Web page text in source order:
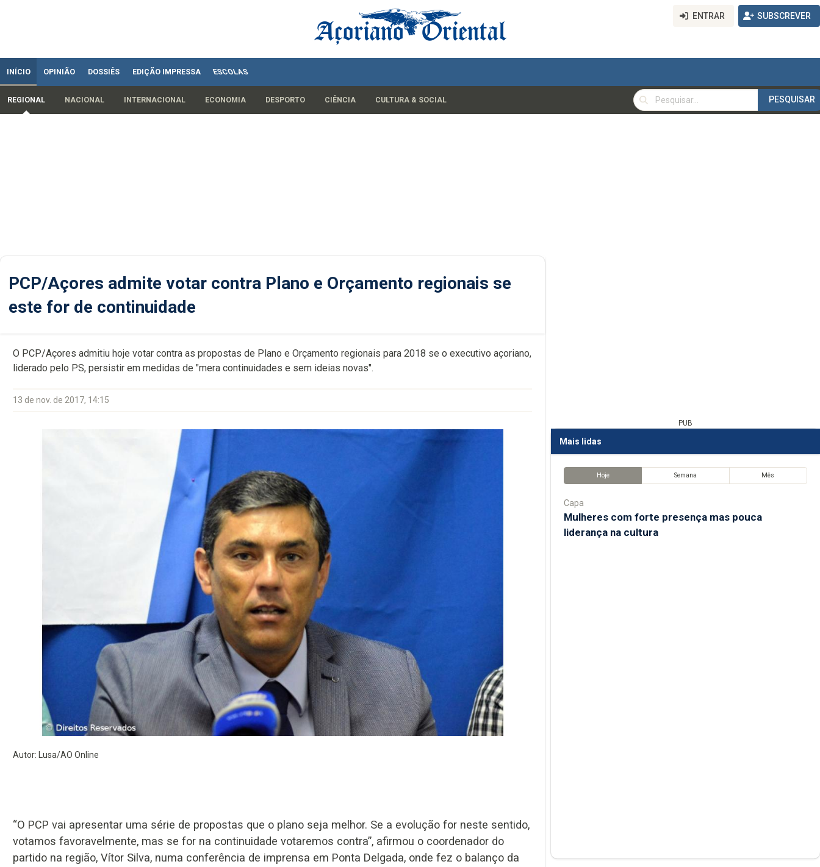
ENTRAR SUBSCREVER
INÍCIO OPINIÃO DOSSIÊS EDIÇÃO IMPRESSA ESCOLAS
REGIONAL NACIONAL INTERNACIONAL ECONOMIA DESPORTO CIÊNCIA CULTURA & SOCIAL
PESQUISAR
PESQUISAR
PCP/Açores admite votar contra Plano e Orçamento regionais se
este for de continuidade
O PCP/Açores admitiu hoje votar contra as propostas de Plano e Orçamento regionais para 2018 se o executivo açoriano,
liderado pelo PS, persistir em medidas de "mera continuidades e sem ideias novas".
13 de nov. de 2017, 14:15
Autor: Lusa/AO Online
“O PCP vai apresentar uma série de propostas que o plano seja melhor. Se a evolução for neste sentido,
votamos favoravelmente, mas se for na continuidade votaremos contra”, afirmou o coordenador do
partido na região, Vítor Silva, numa conferência de imprensa em Ponta Delgada, onde fez o balanço da
PUB
Mais lidas
Hoje Semana Mês
Capa
Mulheres com forte presença mas pouca
liderança na cultura